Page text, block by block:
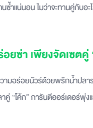
ซ้ำแน่นอน ไมว่าจะทานคู่กับ
ยซ่า เพียงจัดเซตคู่
มอร่อยนัวร์ด้วยพริกน้ำปลา
คู่ “โค้ก” การันตีออร์เดอร์พุ่